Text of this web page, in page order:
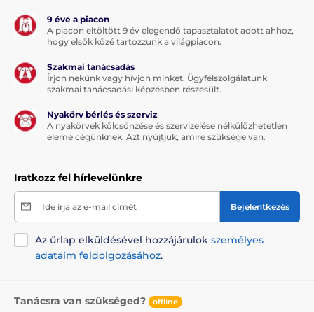
A műszaki specifikációk előzetes értesítés nélkül
változhatnak. A képek csak illusztrációk.
A termék a következő kategóriákba sorolt
Házak, fekhelyek Fekhelyek
Közepes testű kutyáknak
9 éve a piacon
A piacon eltöltött 9 év elegendő tapasztalatot adott ahhoz,
hogy elsők közé tartozzunk a világpiacon.
Szakmai tanácsadás
Írjon nekünk vagy hívjon minket. Ügyfélszolgálatunk
szakmai tanácsadási képzésben részesült.
Nyakörv bérlés és szerviz
A nyakörvek kölcsönzése és szervizelése nélkülözhetetlen
eleme cégünknek. Azt nyújtjuk, amire szüksége van.
Iratkozz fel hírlevelünkre
Ide írja az e-mail címét Bejelentkezés
Az űrlap elküldésével hozzájárulok személyes
adataim feldolgozásához.
Tanácsra van szükséged? offline